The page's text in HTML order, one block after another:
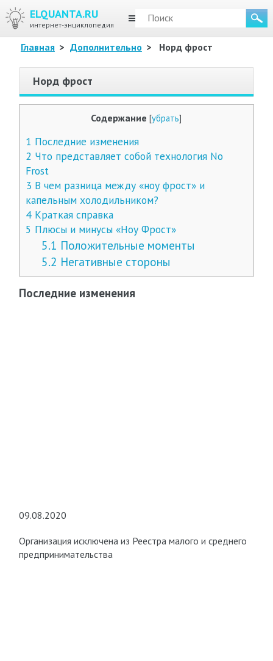
ELQUANTA.RU
интернет-энциклопедия
МЕНЮ
Главная > Дополнительно > Норд фрост
Норд фрост
Содержание [убрать]
1 Последние изменения
2 Что представляет собой технология No
Frost
3 В чем разница между «ноу фрост» и
капельным холодильником?
4Краткая справка
5 Плюсы и минусы «Ноу Фрост»
5.1 Положительные моменты
5.2 Негативные стороны
Последние изменения
09.08.2020
Организация исключена из Реестра малого и среднего
предпринимательства